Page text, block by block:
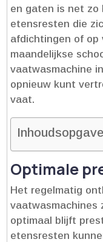
en gaten is net zo
etensresten die
afdichtingen of op
maandelijkse
vaatwasmachine
opnieuw kunt
vaat.​
Optimale
Het regelmatig
vaatwasmachines
optimaal blijft
etensresten